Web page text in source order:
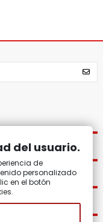
del usuario.
de
personalizado
en el botón